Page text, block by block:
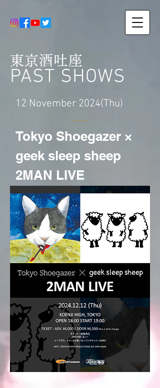
東京酒吐座
PAST SHOWS
12 November 2024(Thu)
​Tokyo Shoegazer ×
geek sleep sheep
2MAN LIVE
2024/12/12 (Thu)